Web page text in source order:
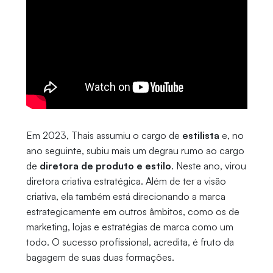
Em 2023, Thais assumiu o cargo de estilista e, no
ano seguinte, subiu mais um degrau rumo ao cargo
de diretora de produto e estilo. Neste ano, virou
diretora criativa estratégica. Além de ter a visão
criativa, ela também está direcionando a marca
estrategicamente em outros âmbitos, como os de
marketing, lojas e estratégias de marca como um
todo. O sucesso profissional, acredita, é fruto da
bagagem de suas duas formações.